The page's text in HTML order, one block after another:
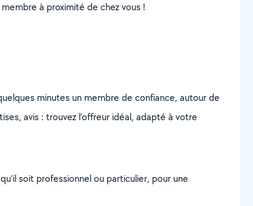
à proximité de chez vous !
minutes un membre de confiance, autour de
avis : trouvez l'offreur idéal, adapté à votre
soit professionnel ou particulier, pour une